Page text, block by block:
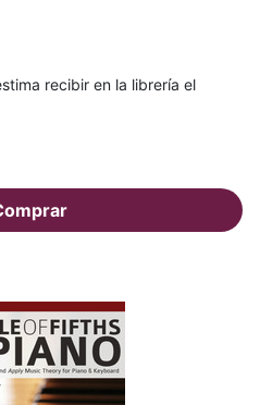
recibir en la librería el